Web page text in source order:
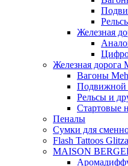
Железная
Железная дорога
Вагоны
Подвижной
Рельсы и
Стартовые
Пеналы
Сумки для
Flash Tattoos Glitza
MAISON